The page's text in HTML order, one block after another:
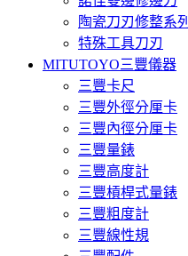
陶瓷刀刃修整系列
特殊工具刀刃
MITUTOYO三豐儀器
三豐卡尺
三豐外徑分厘卡
三豐內徑分厘卡
三豐量錶
三豐高度計
三豐槓桿式量錶
三豐粗度計
三豐線性規